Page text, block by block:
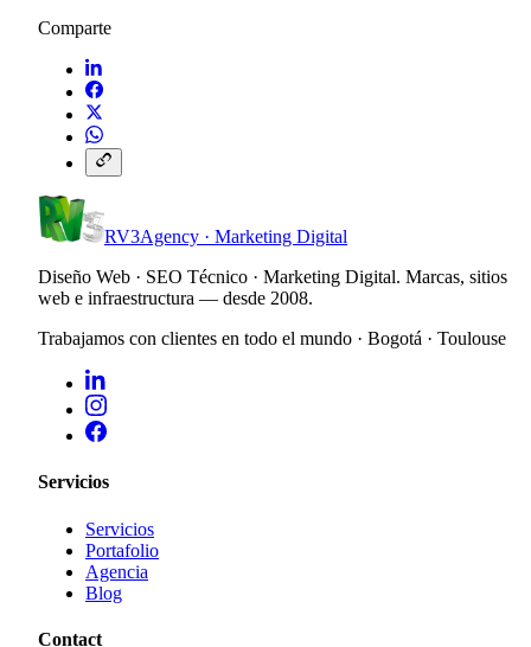
Comparte
RV3Agency · Marketing Digital
Diseño Web · SEO Técnico · Marketing Digital. Marcas, sitios
web e infraestructura — desde 2008.
Trabajamos con clientes en todo el mundo · Bogotá · Toulouse
Servicios
Servicios
Portafolio
Agencia
Blog
Contact